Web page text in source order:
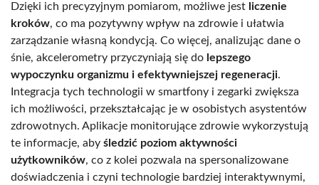
Dzięki ich precyzyjnym pomiarom, możliwe jest liczenie
kroków, co ma pozytywny wpływ na zdrowie i ułatwia
zarządzanie własną kondycją. Co więcej, analizując dane o
śnie, akcelerometry przyczyniają się do lepszego
wypoczynku organizmu i efektywniejszej regeneracji.
Integracja tych technologii w smartfony i zegarki zwiększa
ich możliwości, przekształcając je w osobistych asystentów
zdrowotnych. Aplikacje monitorujące zdrowie wykorzystują
te informacje, aby śledzić poziom aktywności
użytkowników, co z kolei pozwala na spersonalizowane
doświadczenia i czyni technologie bardziej interaktywnymi,